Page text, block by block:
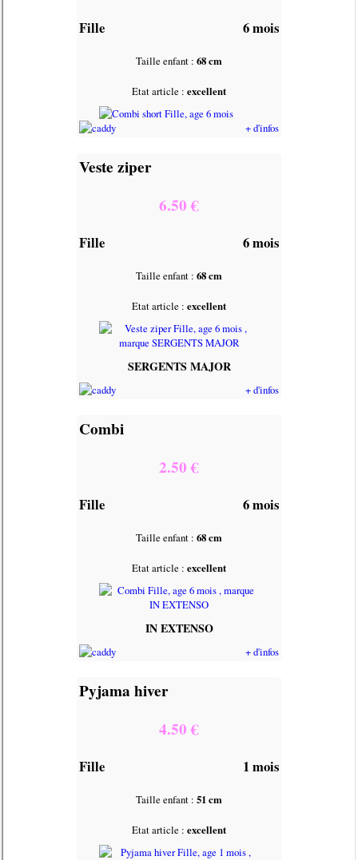
Fille 6 mois
Taille enfant : 68 cm
Etat article : excellent
+ d'infos
Veste ziper
6.50 €
Fille 6 mois
Taille enfant : 68 cm
Etat article : excellent
SERGENTS MAJOR
+ d'infos
Combi
2.50 €
Fille 6 mois
Taille enfant : 68 cm
Etat article : excellent
IN EXTENSO
+ d'infos
Pyjama hiver
4.50 €
Fille 1 mois
Taille enfant : 51 cm
Etat article : excellent